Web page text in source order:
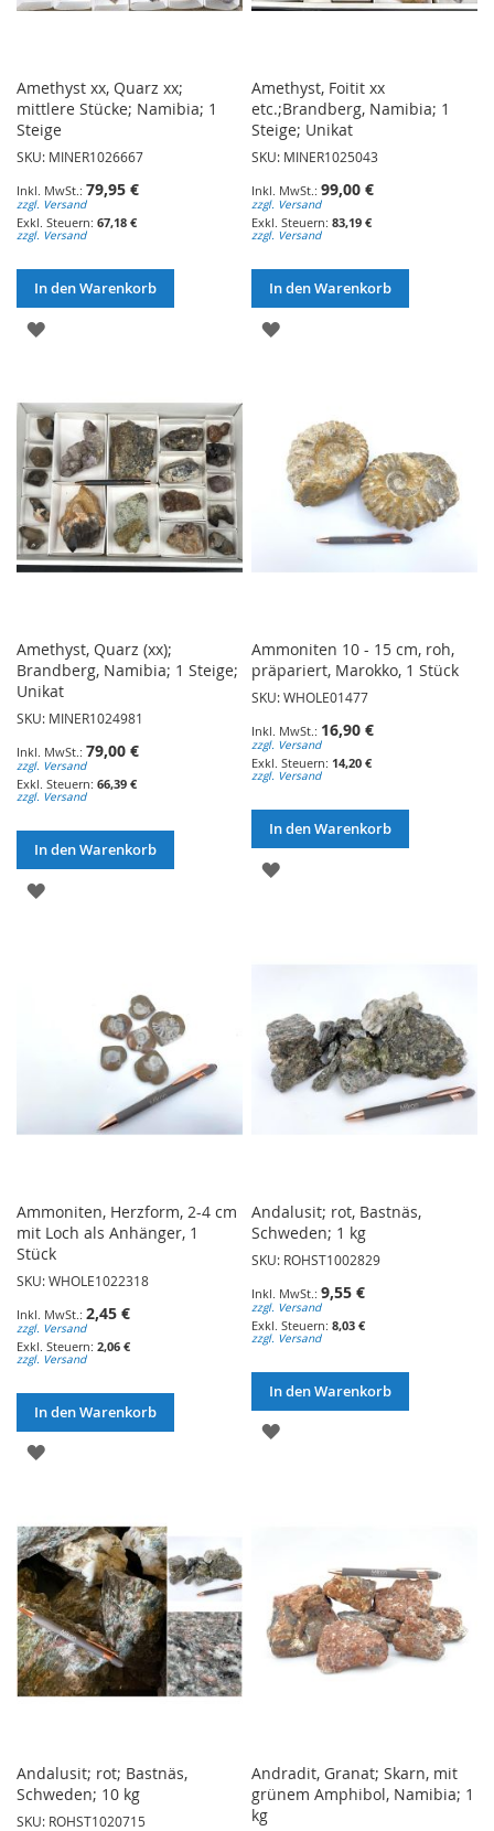
Amethyst xx, Quarz xx;
mittlere Stücke; Namibia; 1
Steige
SKU: MINER1026667
79,95 €
zzgl. Versand
67,18 €
zzgl. Versand
In den Warenkorb
ZUR
HINZUFÜGEN
Amethyst, Foitit xx
etc.;Brandberg, Namibia; 1
Steige; Unikat
SKU: MINER1025043
99,00 €
zzgl. Versand
83,19 €
zzgl. Versand
In den Warenkorb
ZUR
Amethyst, Quarz (xx);
Brandberg, Namibia; 1 Steige;
Unikat
SKU: MINER1024981
79,00 €
zzgl. Versand
66,39 €
zzgl. Versand
In den Warenkorb
ZUR
Ammoniten 10 - 15 cm, roh,
präpariert, Marokko, 1 Stück
SKU: WHOLE01477
16,90 €
zzgl. Versand
14,20 €
zzgl. Versand
In den Warenkorb
ZUR
Ammoniten, Herzform, 2-4 cm
mit Loch als Anhänger, 1
Stück
SKU: WHOLE1022318
2,45 €
zzgl. Versand
2,06 €
zzgl. Versand
In den Warenkorb
ZUR
HINZUFÜGEN
Andalusit; rot, Bastnäs,
Schweden; 1 kg
SKU: ROHST1002829
9,55 €
zzgl. Versand
8,03 €
zzgl. Versand
In den Warenkorb
ZUR
Andalusit; rot; Bastnäs,
Schweden; 10 kg
SKU: ROHST1020715
Andradit, Granat; Skarn, mit
grünem Amphibol, Namibia; 1
kg